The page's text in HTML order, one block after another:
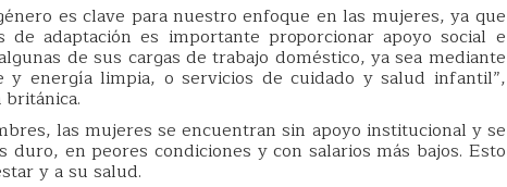
es clave para nuestro enfoque en las mujeres, ya que
de adaptación es importante proporcionar apoyo social e
de sus cargas de trabajo doméstico, ya sea mediante
y energía limpia, o servicios de cuidado y salud infantil”,
las mujeres se encuentran sin apoyo institucional y se
duro, en peores condiciones y con salarios más bajos. Esto
y a su salud.